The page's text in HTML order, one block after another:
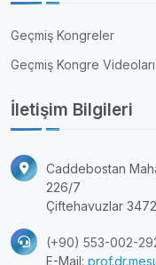
Geçmiş Kongreler
Geçmiş Kongre Videoları
İletişim Bilgileri
Caddebostan
226/7
Çiftehavuzlar
(+90) 553-002-
E-Mail: